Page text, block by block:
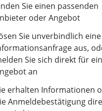
Sie einen passenden
oder Angebot
Sie unverbindlich eine
aus,
Sie sich direkt für ein
an
erhalten Informationen
Anmeldebestätigung